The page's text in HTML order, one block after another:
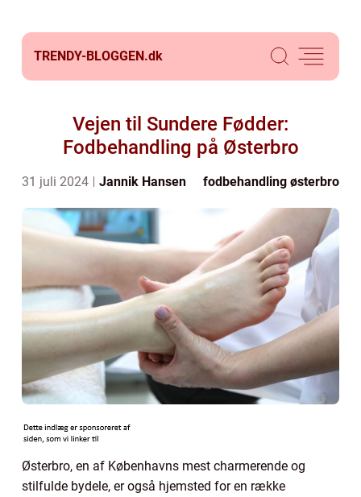
TRENDY-BLOGGEN.dk
Vejen til Sundere Fødder:
Fodbehandling på Østerbro
31 juli 2024 Jannik Hansen fodbehandling østerbro
Østerbro, en af Københavns mest charmerende og
stilfulde bydele, er også hjemsted for en række